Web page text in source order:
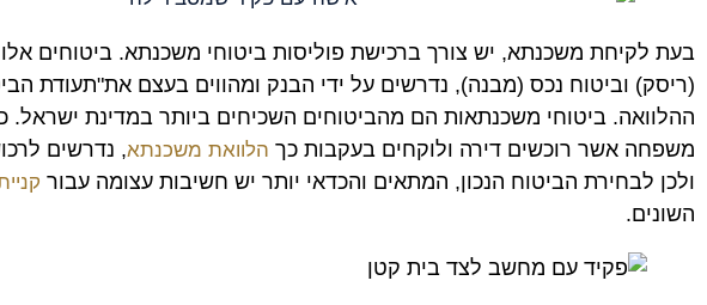
בעת לקיחת משכנתא, יש צורך ברכישת פוליסות ביטוחי משכנתא. ביטוחים אלו
(ריסק) וביטוח נכס (מבנה), נדרשים על ידי הבנק ומהווים בעצם את"תעודת
ההלוואה. ביטוחי משכנתאות הם מהביטוחים השכיחים ביותר במדינת ישראל.
משפחה אשר רוכשים דירה ולוקחים בעקבות כך הלוואת משכנתא, נדרשים
ולכן לבחירת הביטוח הנכון, המתאים והכדאי יותר יש חשיבות עצומה עבור
השונים.